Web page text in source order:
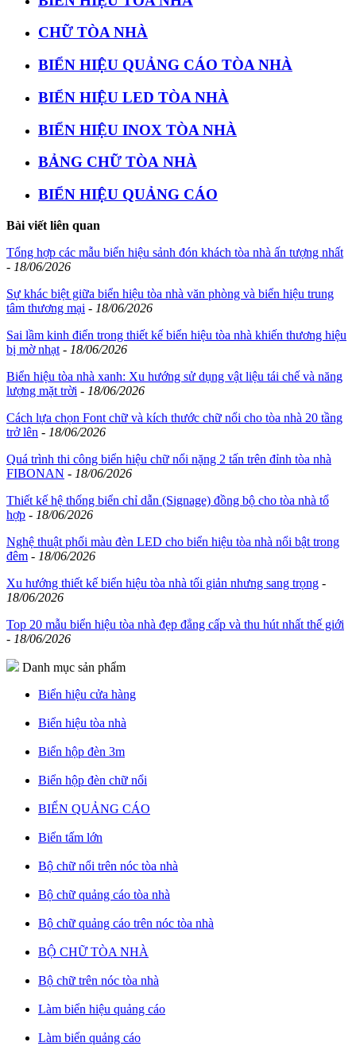
CHỮ TÒA NHÀ
BIỂN HIỆU QUẢNG CÁO TÒA NHÀ
BIỂN HIỆU LED TÒA NHÀ
BIỂN HIỆU INOX TÒA NHÀ
BẢNG CHỮ TÒA NHÀ
BIỂN HIỆU QUẢNG CÁO
Bài viết liên quan
Tổng hợp các mẫu biển hiệu sảnh đón khách tòa nhà ấn tượng nhất
- 18/06/2026
Sự khác biệt giữa biển hiệu tòa nhà văn phòng và biển hiệu trung
tâm thương mại - 18/06/2026
Sai lầm kinh điển trong thiết kế biển hiệu tòa nhà khiến thương hiệu
bị mờ nhạt - 18/06/2026
Biển hiệu tòa nhà xanh: Xu hướng sử dụng vật liệu tái chế và năng
lượng mặt trời - 18/06/2026
Cách lựa chọn Font chữ và kích thước chữ nổi cho tòa nhà 20 tầng
trở lên - 18/06/2026
Quá trình thi công biển hiệu chữ nổi nặng 2 tấn trên đỉnh tòa nhà
FIBONAN - 18/06/2026
Thiết kế hệ thống biển chỉ dẫn (Signage) đồng bộ cho tòa nhà tổ
hợp - 18/06/2026
Nghệ thuật phối màu đèn LED cho biển hiệu tòa nhà nổi bật trong
đêm - 18/06/2026
Xu hướng thiết kế biển hiệu tòa nhà tối giản nhưng sang trọng -
18/06/2026
Top 20 mẫu biển hiệu tòa nhà đẹp đẳng cấp và thu hút nhất thế giới
- 18/06/2026
Danh mục sản phẩm
Biển hiệu cửa hàng
Biển hiệu tòa nhà
Biển hộp đèn 3m
Biển hộp đèn chữ nổi
BIỂN QUẢNG CÁO
Biển tấm lớn
Bộ chữ nổi trên nóc tòa nhà
Bộ chữ quảng cáo tòa nhà
Bộ chữ quảng cáo trên nóc tòa nhà
BỘ CHỮ TÒA NHÀ
Bộ chữ trên nóc tòa nhà
Làm biển hiệu quảng cáo
Làm biển quảng cáo